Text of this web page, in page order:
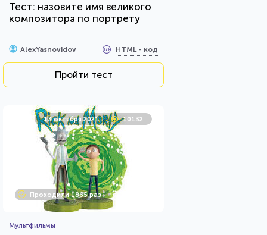
Тест: назовите имя великого
композитора по портрету
AlexYasnovidov HTML - код
Пройти тест
13 октября 2021 10132
Проходили 1865 раз
Мультфильмы